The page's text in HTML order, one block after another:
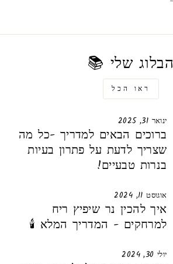
הבלוג שלי 📚
ראו הכל
ינואר 31, 2025
ברוכים הבאים למדריך -כל מה
שצריך לדעת על פתרון בעיות
בנרות טבעיים!
אוגוסט 11, 2024
איך להכין נר שיפיץ ריח
למרחקים - המדריך המלא 🕯️
יולי 30, 2024